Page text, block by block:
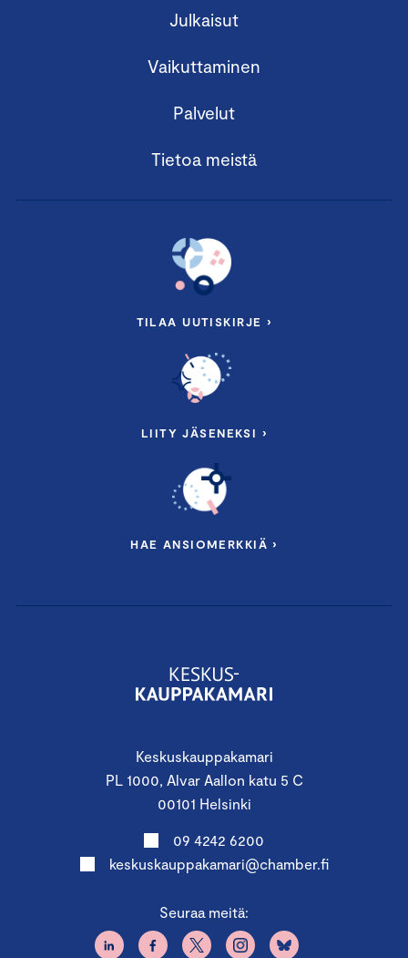
Keskuskauppakamari
PL 1000, Alvar Aallon katu 5 C
00101 Helsinki
09 4242 6200
keskuskauppakamari@chamber.fi
Seuraa meitä:
Julkaisut
Vaikuttaminen
Palvelut
Tietoa meistä
TILAA UUTISKIRJE ›
LIITY JÄSENEKSI ›
HAE ANSIOMERKKIÄ ›